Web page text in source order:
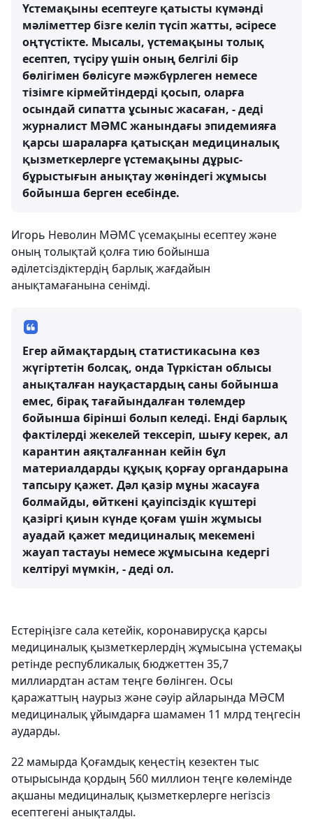
Үстемақыны есептеуге қатысты күмәнді
мәліметтер бізге келіп түсіп жатты, әсіресе
оңтүстікте. Мысалы, үстемақыны толық
есептеп, түсіру үшін оның белгілі бір
бөлігімен бөлісуге мәжбүрлеген немесе
тізімге кірмейтіндерді қосып, оларға
осындай сипатта ұсыныс жасаған, - деді
журналист МӘМС жанындағы эпидемияға
қарсы шараларға қатысқан медициналық
қызметкерлерге үстемақыны дұрыс-
бұрыстығын анықтау жөніндегі жұмысы
бойынша берген есебінде.
Игорь Неволин МӘМС үсемақыны есептеу және
оның толықтай қолға тию бойынша
әділетсіздіктердің барлық жағдайын
анықтамағанына сенімді.
Егер аймақтардың статистикасына көз
жүгіртетін болсақ, онда Түркістан облысы
анықталған науқастардың саны бойынша
емес, бірақ тағайындалған төлемдер
бойынша бірінші болып келеді. Енді барлық
фактілерді жекелей тексеріп, шығу керек, ал
карантин аяқталғаннан кейін бұл
материалдарды құқық қорғау органдарына
тапсыру қажет. Дәл қазір мұны жасауға
болмайды, өйткені қауіпсіздік күштері
қазіргі қиын күнде қоғам үшін жұмысы
ауадай қажет медициналық мекемені
жауап тастауы немесе жұмысына кедергі
келтіруі мүмкін, - деді ол.
Естеріңізге сала кетейік, коронавирусқа қарсы
медициналық қызметкерлердің жұмысына үстемақы
ретінде республикалық бюджеттен 35,7
миллиардтан астам теңге бөлінген. Осы
қаражаттың наурыз және сәуір айларында МӘСМ
медициналық ұйымдарға шамамен 11 млрд теңгесін
аударды.
22 мамырда Қоғамдық кеңестің кезектен тыс
отырысында қордың 560 миллион теңге көлемінде
ақшаны медициналық қызметкерлерге негізсіз
есептегені анықталды.